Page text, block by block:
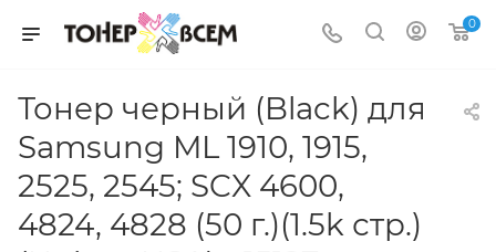
0
Тонер черный (Black) для
Samsung ML 1910, 1915,
2525, 2545; SCX 4600,
4824, 4828 (50 г.)(1.5k стр.)